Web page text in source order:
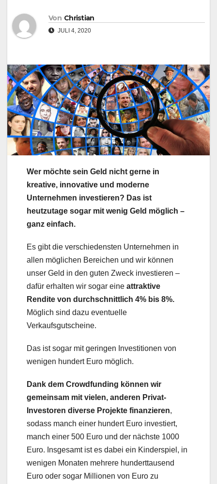
Von Christian
JULI 4, 2020
Wer möchte sein Geld nicht gerne in
kreative, innovative und moderne
Unternehmen investieren? Das ist
heutzutage sogar mit wenig Geld möglich –
ganz einfach.
Es gibt die verschiedensten Unternehmen in
allen möglichen Bereichen und wir können
unser Geld in den guten Zweck investieren –
dafür erhalten wir sogar eine attraktive
Rendite von durchschnittlich 4% bis 8%.
Möglich sind dazu eventuelle
Verkaufsgutscheine.
Das ist sogar mit geringen Investitionen von
wenigen hundert Euro möglich.
Dank dem Crowdfunding können wir
gemeinsam mit vielen, anderen Privat-
Investoren diverse Projekte finanzieren,
sodass manch einer hundert Euro investiert,
manch einer 500 Euro und der nächste 1000
Euro. Insgesamt ist es dabei ein Kinderspiel, in
wenigen Monaten mehrere hunderttausend
Euro oder sogar Millionen von Euro zu